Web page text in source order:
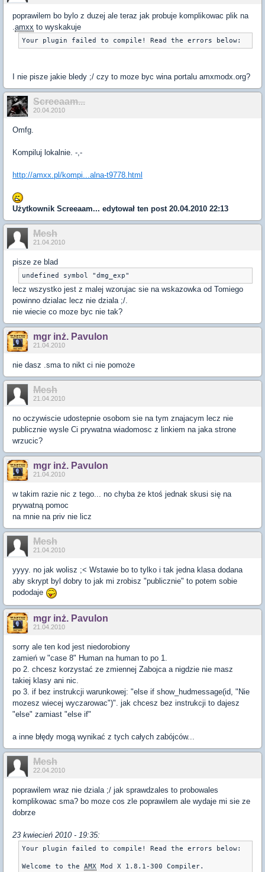
poprawilem bo bylo z duzej ale teraz jak probuje komplikowac plik na
amxx to wyskakuje
Your plugin failed to compile! Read the errors below:
I nie pisze jakie bledy ;/ czy to moze byc wina portalu amxmodx.org?
Screeaam...
20.04.2010
Omfg.
Kompiluj lokalnie. -,-
http://amxx.pl/kompi...alna-t9778.html
Użytkownik Screeaam... edytował ten post 20.04.2010 22:13
Mesh
21.04.2010
pisze ze blad
undefined symbol "dmg_exp"
lecz wszystko jest z malej wzorujac sie na wskazowka od Tomiego
powinno dzialac lecz nie dziala ;/.
nie wiecie co moze byc nie tak?
mgr inż. Pavulon
21.04.2010
nie dasz .sma to nikt ci nie pomoże
Mesh
21.04.2010
no oczywiscie udostepnie osobom sie na tym znajacym lecz nie
publicznie wysle Ci prywatna wiadomosc z linkiem na jaka strone
wrzucic?
mgr inż. Pavulon
21.04.2010
w takim razie nic z tego... no chyba że ktoś jednak skusi się na
prywatną pomoc
na mnie na priv nie licz
Mesh
21.04.2010
yyyy. no jak wolisz ;< Wstawie bo to tylko i tak jedna klasa dodana
aby skrypt byl dobry to jak mi zrobisz "publicznie" to potem sobie
pododaje
mgr inż. Pavulon
21.04.2010
sorry ale ten kod jest niedorobiony
zamień w "case 8" Human na human to po 1.
po 2. chcesz korzystać ze zmiennej Zabojca a nigdzie nie masz
takiej klasy ani nic.
po 3. if bez instrukcji warunkowej: "else if show_hudmessage(id, "Nie
mozesz wiecej wyczarowac")". jak chcesz bez instrukcji to dajesz
"else" zamiast "else if"
a inne błędy mogą wynikać z tych całych zabójców...
Mesh
22.04.2010
poprawilem wraz nie dziala ;/ jak sprawdzales to probowales
komplikowac sma? bo moze cos zle poprawilem ale wydaje mi sie ze
dobrze
23 kwiecień 2010 - 19:35:
Your plugin failed to compile! Read the errors below:
Welcome to the AMX Mod X 1.8.1-300 Compiler.